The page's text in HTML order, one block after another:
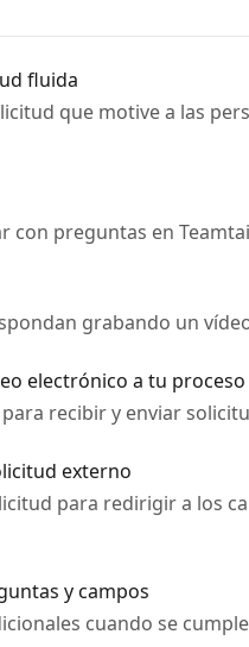
fluida
que motive a las
con preguntas en
grabando un
electrónico a tu
recibir y enviar
externo
para redirigir a los
y campos
cuando se